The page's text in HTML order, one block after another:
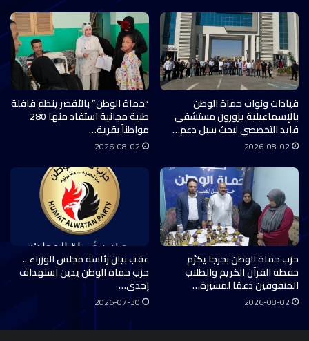
قيادات ونواب حماة الوطن
بالإسماعيلية يزورون مستشفى
فايد التخصصي لبحث سبل دعم…
2026-08-02
“حماة الوطن” بالأقصر ينظم قافلة
طبية مجانية استفاد منها 280
مواطناً بقرية…
2026-08-02
حزب حماة الوطن بجرجا يكرّم
حفظة القرآن الكريم والطلاب
المتفوقين دعمًا لمسيرة…
2026-08-02
عقب بيان رئاسة مجلس الوزراء ..
حزب حماة الوطن يدين استهداف
إحدى…
2026-07-30